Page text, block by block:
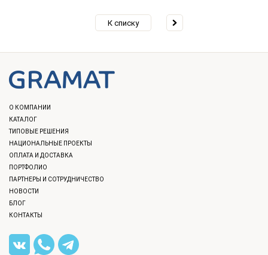
К списку
О КОМПАНИИ
КАТАЛОГ
ТИПОВЫЕ РЕШЕНИЯ
НАЦИОНАЛЬНЫЕ ПРОЕКТЫ
ОПЛАТА И ДОСТАВКА
ПОРТФОЛИО
ПАРТНЕРЫ И СОТРУДНИЧЕСТВО
НОВОСТИ
БЛОГ
КОНТАКТЫ